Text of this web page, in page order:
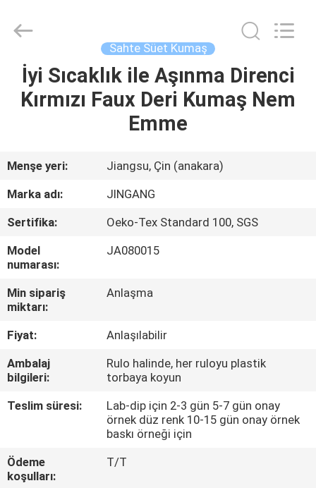
EV
HAKKIMIZDA
FABRIKA
TURU
KALITE
KONTROL
BIZIMLE
ILETIŞIME
HABERLER
Textile
Co.,Ltd.
Reserved.
Sahte Süet Kumaş
İyi Sıcaklık ile Aşınma Direnci
Kırmızı Faux Deri Kumaş Nem
Emme
Menşe yeri:
Jiangsu, Çin (anakara)
Marka adı:
JINGANG
Sertifika:
Oeko-Tex Standard 100, SGS
Model
numarası:
JA080015
Min sipariş
miktarı:
Anlaşma
Fiyat:
Anlaşılabilir
Ambalaj
bilgileri:
Rulo halinde, her ruloyu plastik
torbaya koyun
Teslim süresi:
Lab-dip için 2-3 gün 5-7 gün onay
örnek düz renk 10-15 gün onay örnek
baskı örneği için
Ödeme
koşulları:
T/T